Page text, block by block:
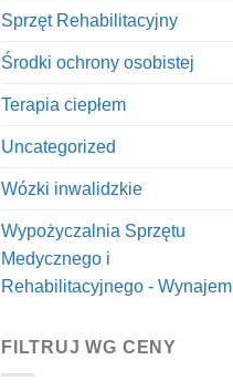
Sprzęt Rehabilitacyjny
Środki ochrony osobistej
Terapia ciepłem
Uncategorized
Wózki inwalidzkie
Wypożyczalnia Sprzętu
Medycznego i
Rehabilitacyjnego - Wynajem
FILTRUJ WG CENY